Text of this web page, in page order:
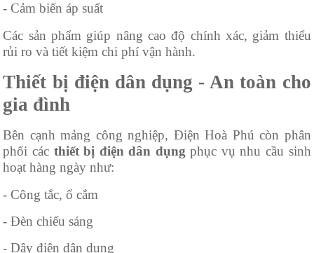
- Cảm biến áp suất
Các sản phẩm giúp nâng cao độ chính xác, giảm thiểu
rủi ro và tiết kiệm chi phí vận hành.
Thiết bị điện dân dụng - An toàn cho
gia đình
Bên cạnh mảng công nghiệp, Điện Hoà Phú còn phân
phối các thiết bị điện dân dụng phục vụ nhu cầu sinh
hoạt hàng ngày như:
- Công tắc, ổ cắm
- Đèn chiếu sáng
- Dây điện dân dụng